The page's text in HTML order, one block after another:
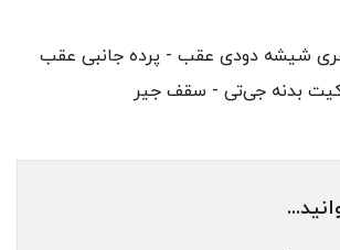
شیشه دودی عقب - پرده جانبی عقب
بدنه جی‌تی - سقف جیر